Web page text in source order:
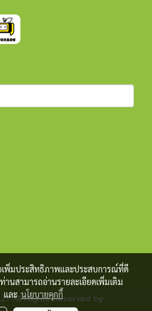
All Rights Reserved by
เพิ่มประสิทธิภาพและประสบการณ์ที่ดี
านสามารถอ่านรายละเอียดเพิ่มเติม
และนโยบายคุกกี้